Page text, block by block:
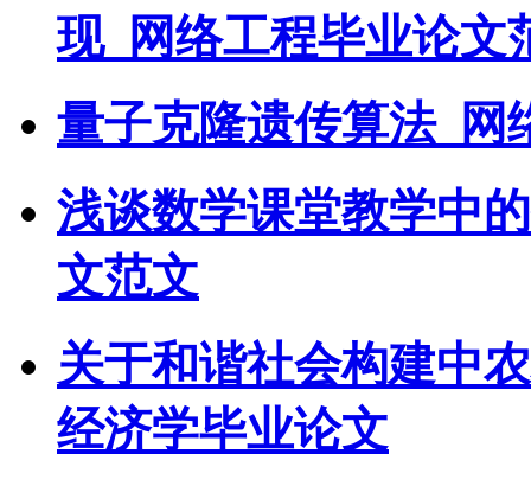
现_网络工程毕业论文
量子克隆遗传算法_网
浅谈数学课堂教学中
文范文
关于和谐社会构建中
经济学毕业论文